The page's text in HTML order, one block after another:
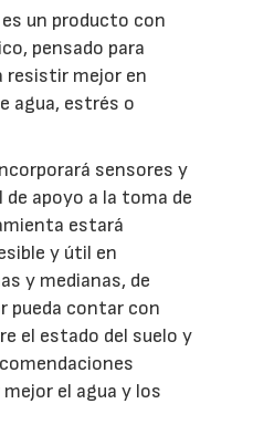
un producto con
pensado para
resistir mejor en
agua, estrés o
sensores y
apoyo a la toma de
estará
y útil en
y medianas, de
pueda contar con
el estado del suelo y
el agua y los